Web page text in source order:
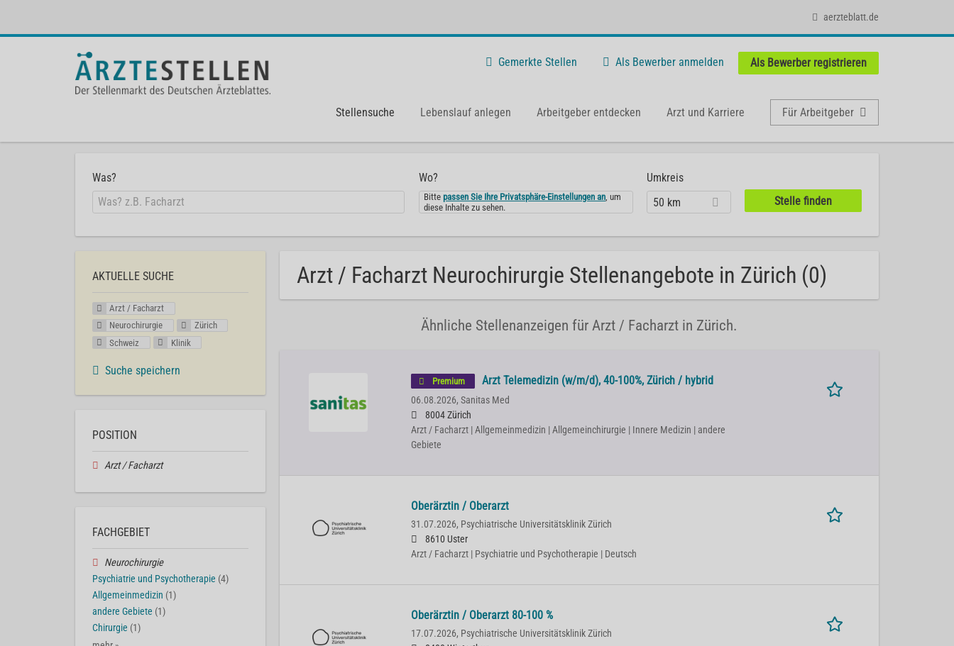
aerzteblatt.de
Gemerkte Stellen Als Bewerber anmelden Als Bewerber registrieren
Stellensuche Lebenslauf anlegen Arbeitgeber entdecken Arzt und Karriere Für Arbeitgeber
Was? Wo?
Bittepassen Sie Ihre Privatsphäre-Einstellungen an, um
diese Inhalte zu sehen.
Umkreis
50 km
Arzt / Facharzt Neurochirurgie Stellenangebote in Zürich (0)
Ähnliche Stellenanzeigen für Arzt / Facharzt in Zürich.
Premium Arzt Telemedizin (w/m/d), 40-100%, Zürich / hybrid
06.08.2026, Sanitas Med
8004 Zürich
Arzt / Facharzt | Allgemeinmedizin | Allgemeinchirurgie | Innere Medizin | andere
Gebiete
Oberärztin / Oberarzt
31.07.2026, Psychiatrische Universitätsklinik Zürich
8610 Uster
Arzt / Facharzt | Psychiatrie und Psychotherapie | Deutsch
Oberärztin / Oberarzt 80-100 %
17.07.2026, Psychiatrische Universitätsklinik Zürich
AKTUELLE SUCHE
Arzt / Facharzt
Neurochirurgie
Zürich
Schweiz
Klinik
Suche speichern
POSITION
Arzt / Facharzt
FACHGEBIET
Neurochirurgie
Psychiatrie und Psychotherapie (4)
Allgemeinmedizin (1)
andere Gebiete (1)
Chirurgie (1)